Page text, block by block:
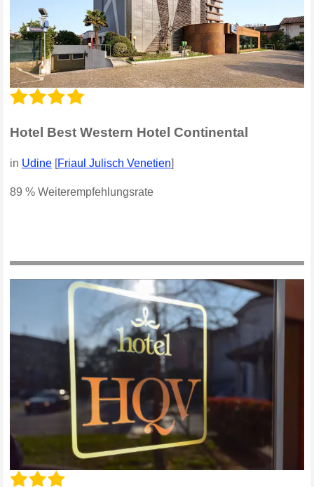
Hotel Best Western Hotel Continental
in Udine[Friaul Julisch Venetien]
89 % Weiterempfehlungsrate